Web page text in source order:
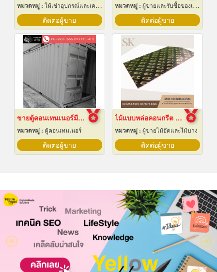
หมวดหมู่ : ให้เช่าอุปกรณ์และเครื่องใช้สำหรับผู้รับเหมาก่อสร้าง
ติดต่อผู้ขาย
หมวดหมู่ : ผู้ขายและรับซื้อของเก่าและเศษเหล็ก
ติดต่อผู้ขาย
ขายตู้คอนเทนเนอร์มือสอง ราคาถูก
หมวดหมู่ : ตู้คอนเทนเนอร์
ติดต่อผู้ขาย
ไม้แบบหล่อคอนกรีต ไม้แบบเทปูน
หมวดหมู่ : ผู้ขายไม้อัดและไม้บาง
ติดต่อผู้ขาย